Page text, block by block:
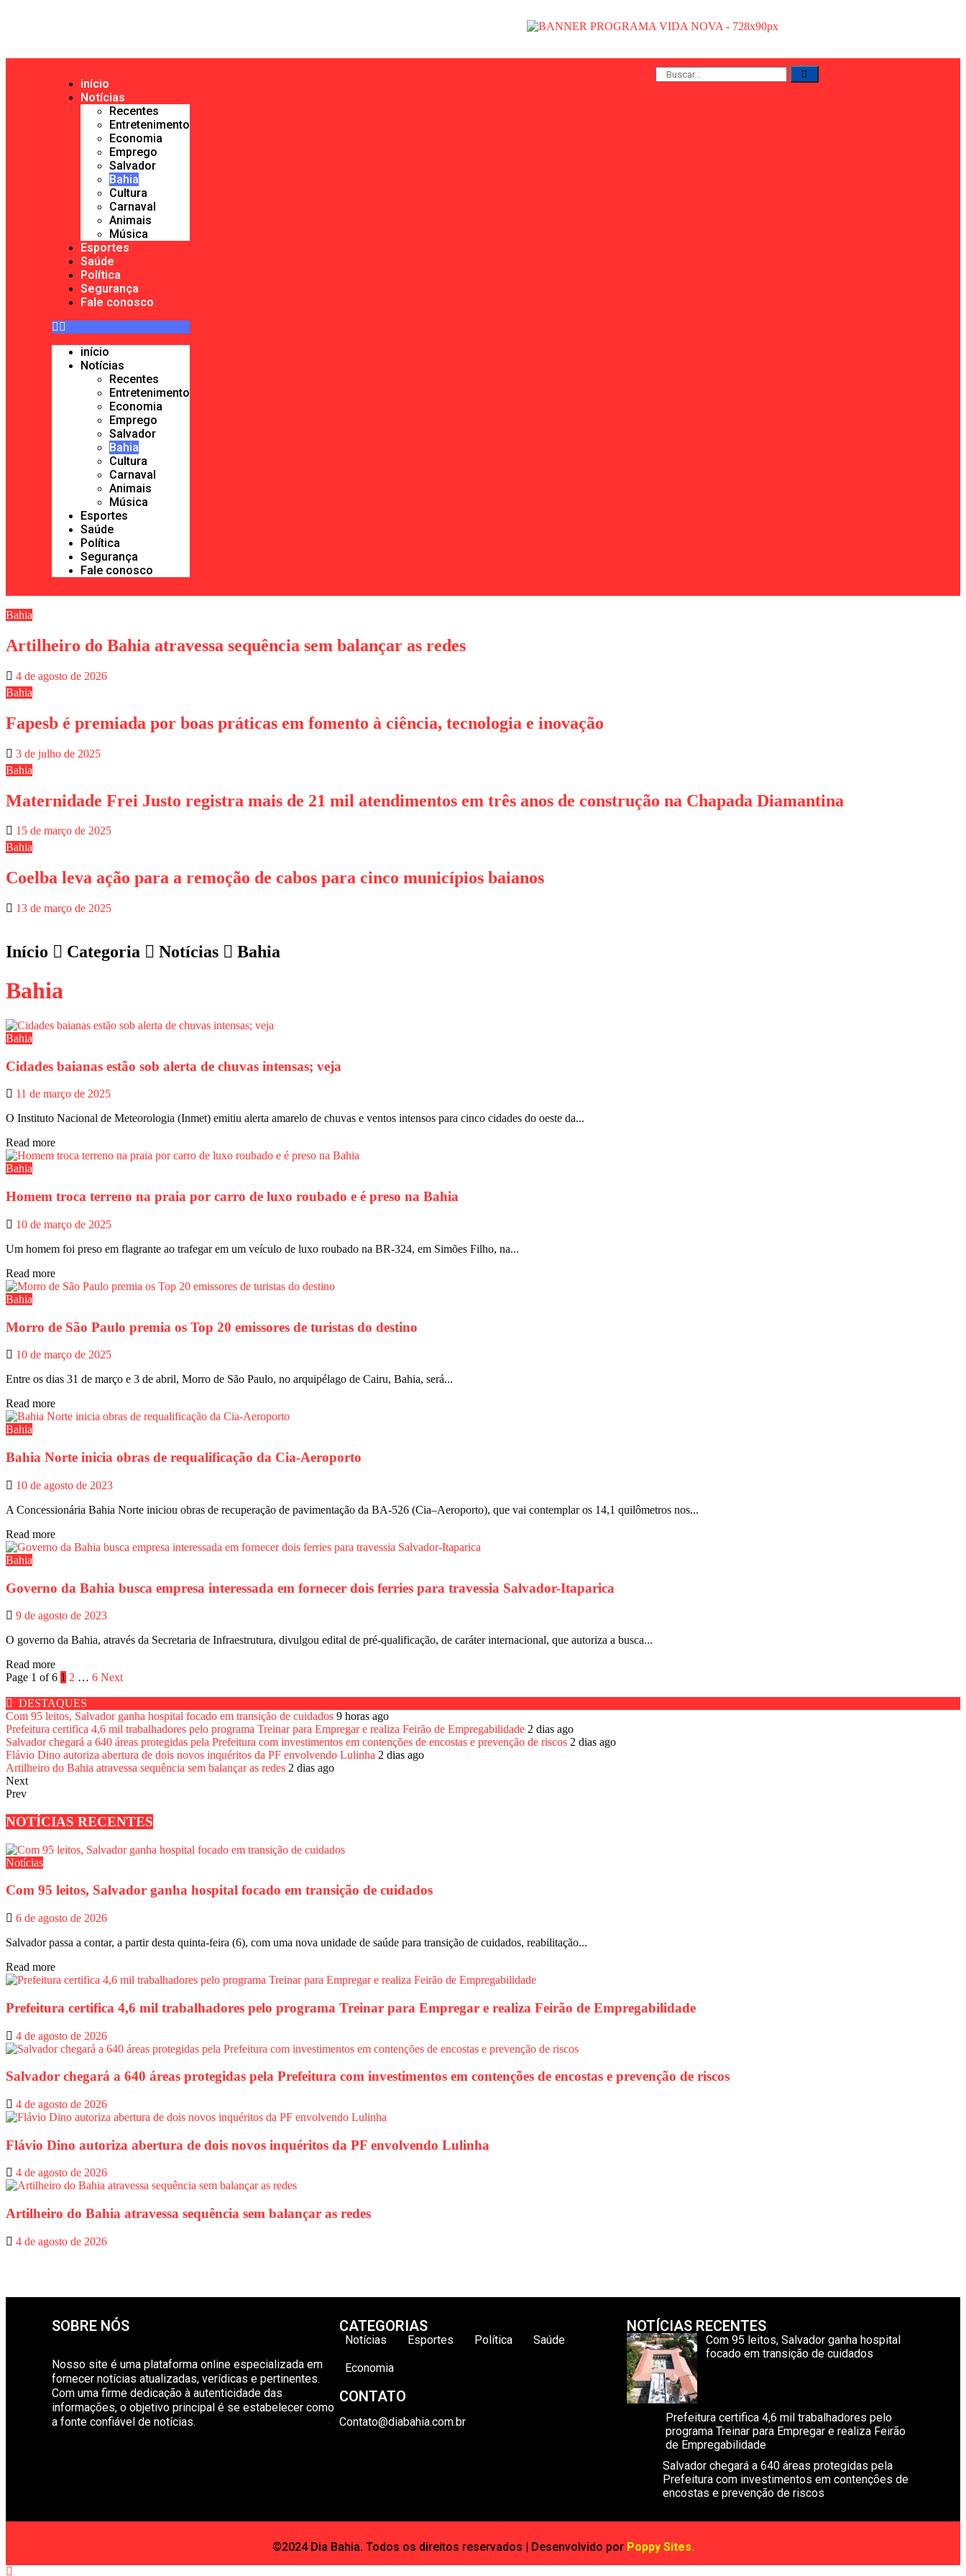
início
Notícias
Recentes
Entretenimento
Economia
Emprego
Salvador
Bahia
Cultura
Carnaval
Animais
Música
Esportes
Saúde
Política
Segurança
Fale conosco
início
Notícias
Recentes
Entretenimento
Economia
Emprego
Salvador
Bahia
Cultura
Carnaval
Animais
Música
Esportes
Saúde
Política
Segurança
Fale conosco
Bahia
Artilheiro do Bahia atravessa sequência sem balançar as redes
4 de agosto de 2026
Bahia
Fapesb é premiada por boas práticas em fomento à ciência, tecnologia e inovação
3 de julho de 2025
Bahia
Maternidade Frei Justo registra mais de 21 mil atendimentos em três anos de construção na Chapada Diamantina
15 de março de 2025
Bahia
Coelba leva ação para a remoção de cabos para cinco municípios baianos
13 de março de 2025
Início Categoria Notícias Bahia
Bahia
Bahia
Cidades baianas estão sob alerta de chuvas intensas; veja
11 de março de 2025
O Instituto Nacional de Meteorologia (Inmet) emitiu alerta amarelo de chuvas e ventos intensos para cinco cidades do oeste da...
Read more
Bahia
Homem troca terreno na praia por carro de luxo roubado e é preso na Bahia
10 de março de 2025
Um homem foi preso em flagrante ao trafegar em um veículo de luxo roubado na BR-324, em Simões Filho, na...
Read more
Bahia
Morro de São Paulo premia os Top 20 emissores de turistas do destino
10 de março de 2025
Entre os dias 31 de março e 3 de abril, Morro de São Paulo, no arquipélago de Cairu, Bahia, será...
Read more
Bahia
Bahia Norte inicia obras de requalificação da Cia-Aeroporto
10 de agosto de 2023
A Concessionária Bahia Norte iniciou obras de recuperação de pavimentação da BA-526 (Cia–Aeroporto), que vai contemplar os 14,1 quilômetros nos...
Read more
Bahia
Governo da Bahia busca empresa interessada em fornecer dois ferries para travessia Salvador-Itaparica
9 de agosto de 2023
O governo da Bahia, através da Secretaria de Infraestrutura, divulgou edital de pré-qualificação, de caráter internacional, que autoriza a busca...
Read more
Page 1 of 6 1 2 … 6 Next
DESTAQUES
Com 95 leitos, Salvador ganha hospital focado em transição de cuidados 9 horas ago
Prefeitura certifica 4,6 mil trabalhadores pelo programa Treinar para Empregar e realiza Feirão de Empregabilidade 2 dias ago
Salvador chegará a 640 áreas protegidas pela Prefeitura com investimentos em contenções de encostas e prevenção de riscos 2 dias ago
Flávio Dino autoriza abertura de dois novos inquéritos da PF envolvendo Lulinha 2 dias ago
Artilheiro do Bahia atravessa sequência sem balançar as redes 2 dias ago
Next
Prev
NOTÍCIAS RECENTES
Notícias
Com 95 leitos, Salvador ganha hospital focado em transição de cuidados
6 de agosto de 2026
Salvador passa a contar, a partir desta quinta-feira (6), com uma nova unidade de saúde para transição de cuidados, reabilitação...
Read more
Prefeitura certifica 4,6 mil trabalhadores pelo programa Treinar para Empregar e realiza Feirão de Empregabilidade
4 de agosto de 2026
Salvador chegará a 640 áreas protegidas pela Prefeitura com investimentos em contenções de encostas e prevenção de riscos
4 de agosto de 2026
Flávio Dino autoriza abertura de dois novos inquéritos da PF envolvendo Lulinha
4 de agosto de 2026
Artilheiro do Bahia atravessa sequência sem balançar as redes
4 de agosto de 2026
SOBRE NÓS
Nosso site é uma plataforma online especializada em
fornecer notícias atualizadas, verídicas e pertinentes.
Com uma firme dedicação à autenticidade das
informações, o objetivo principal é se estabelecer como
a fonte confiável de notícias.
CATEGORIAS
Notícias Esportes Política Saúde
Economia
CONTATO
Contato@diabahia.com.br
NOTÍCIAS RECENTES
Com 95 leitos, Salvador ganha hospital
focado em transição de cuidados
Prefeitura certifica 4,6 mil trabalhadores pelo
programa Treinar para Empregar e realiza Feirão
de Empregabilidade
Salvador chegará a 640 áreas protegidas pela
Prefeitura com investimentos em contenções de
encostas e prevenção de riscos
©2024 Dia Bahia. Todos os direitos reservados | Desenvolvido por Poppy Sites.